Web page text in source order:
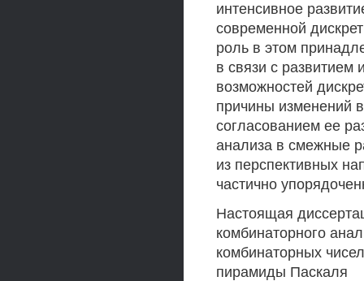
интенсивное
современной
роль в этом
в связи с развитием
возможностей
причины изменений
согласованием ее
анализа в смежные
из перспективных
частично
Настоящая
комбинаторного
комбинаторных
пирамиды Паскаля